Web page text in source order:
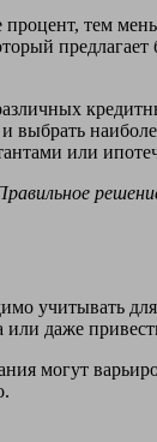
тем
выбрать
или
учитывать
даже
могут